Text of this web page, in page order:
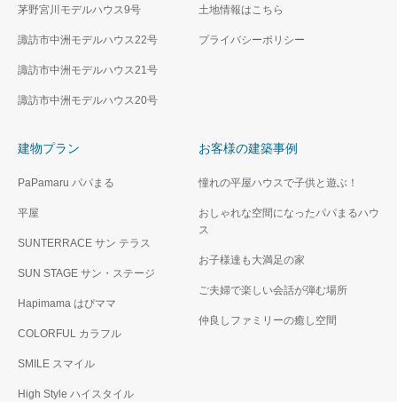
茅野宮川モデルハウス9号
諏訪市中洲モデルハウス22号
諏訪市中洲モデルハウス21号
諏訪市中洲モデルハウス20号
土地情報はこちら
プライバシーポリシー
建物プラン
PaPamaru パパまる
平屋
SUNTERRACE サン テラス
SUN STAGE サン・ステージ
Hapimama はぴママ
COLORFUL カラフル
SMILE スマイル
High Style ハイスタイル
お客様の建築事例
憧れの平屋ハウスで子供と遊ぶ！
おしゃれな空間になったパパまるハウ
ス
お子様達も大満足の家
ご夫婦で楽しい会話が弾む場所
仲良しファミリーの癒し空間